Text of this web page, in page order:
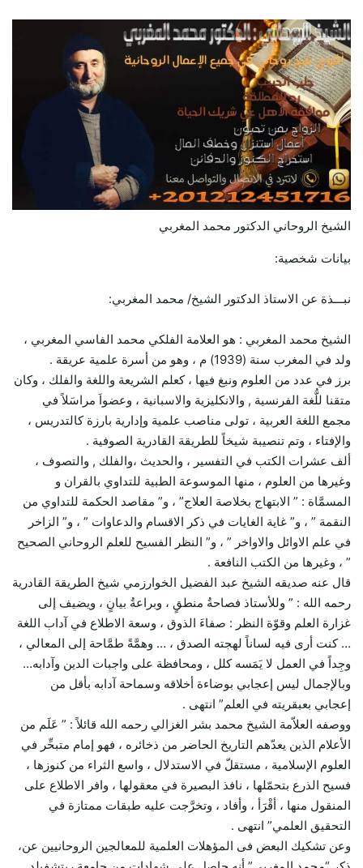
الشيخ الروحاني الدكتور محمد المغربي
بيانات شخصية:
نبـــذة عن الاستاذ الدكتور الشيخ/ محمد المغربي:
الشيخ محمد المغربي : هو العلامة الفلكي محمد الفاسي المغربي ،
ولد في المغرب سنة (1939) م ، وهو من أسرة علمية عريقة .
برز في عدد من العلوم ونبغ فيها ، كعلم الشريعة واللغة والفلك ، وكان
متقنا للُّغة الفرنسية , والانكليزية والاسبانية ، وعضواَ مراسَلاً في
مجمع اللغة العربية ، تولى مناصب علمية وإدارية بارزة كالتدريس ،
والإفتاء ، وتم تنصيبة شيخاً للطريقة القادرية الصوفية .
ألف عشرات الكتب في التفسير ، والحديث ،والفلك , والتصوف ،
وغيرها من العلوم ، منها الموسوعة الطبية للتداوي بالقران و
المسمَّاة : ” الابتهاج بخلاصة العلاج” ، و” مقاصد الحكمة للتداوي من
النقمة ” ، و” غاية الغايات في ذكر الاقسام والدعاوات ” ، و” الزاخر
في علم الاوائل والاواخر ” ، و” النظر الفسيح للعلم الروحاني الصحيح
” ، وغيرها من الكتب النافعة .
قال عنه صديقه الشيخ عبد الفضيل الخوارزمي شيخ الطريقة القادرية
رحمه الله : ” وللأستاذ فصاحةُ منطقٍ ، وبراعةُ بيانٍ ، ويضيف إلى
غزارة العلم وقوّة النظر : صفاءَ الذوق ، وسعة الاطلاع في آداب اللغة
… كنت أرى فيه لساناً لهجته الصدق ، … وهمَّةً طمَّاحة إلى المعالي ،
وجِداً في العمل لا يَمَسه كلل ، ومحافظة على واجبات الدين وآدابه…
وبالإجمال ليس إعجابي بوضاءة أخلاقه وسماحة آدابه بأقل من
إعجابي بعبقريته في العلم” انتهى .
ووصفه العلاّمة الشيخ محمد بشر الغزالي رحمه الله قائلاً : ” عَلَم من
الأعلام الذين يعدّهم التاريخ الحاضر من ذخائره ، فهو إمام متبحِّر في
العلوم الإسلامية ، مستقلّ في الاستدلال ، واسع الثراء من كنوزها ،
فسيح الذرع بتحمّلها ، نافذ البصيرة في معقولها ، وافر الاطلاع على
المنقول منها ، أقْرَأ ، وأفاد ، وتخرَّجت عليه طبقات ممتازة في
التحقيق العلمي” انتهى .
وعن تشكيك البعض فى المؤهلات العلمية للمعالجين الروحانيين عن،